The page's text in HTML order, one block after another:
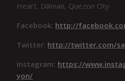
Heart, Diliman, Quezon City
Facebook: http://
Twitter: http://twitter.com/
Instagram: https://
yon/